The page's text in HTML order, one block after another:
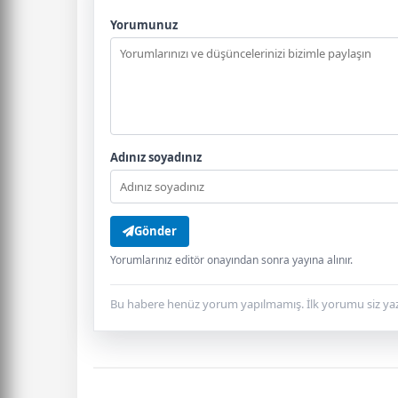
Yorumunuz
Adınız soyadınız
Gönder
Yorumlarınız editör onayından sonra yayına alınır.
Bu habere henüz yorum yapılmamış. İlk yorumu siz